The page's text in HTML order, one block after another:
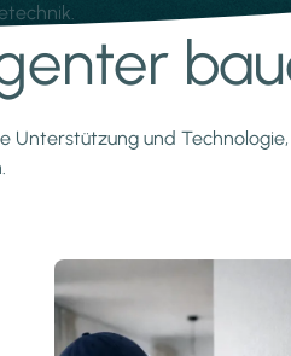
Unterstützung und